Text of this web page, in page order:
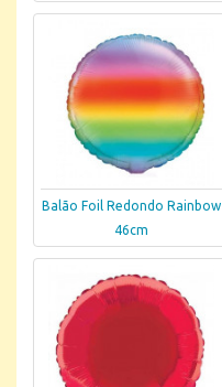
Balão Foil Redondo Rainbow
46cm